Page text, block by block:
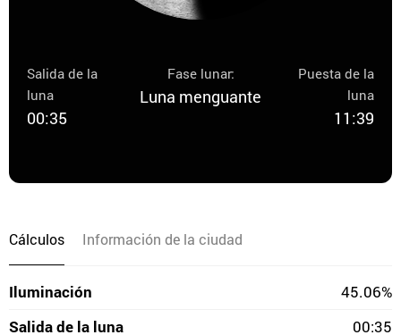
Salida de la
luna
00:35
Fase lunar:
Luna menguante
Puesta de la
luna
11:39
Cálculos Información de la ciudad
Iluminación
45.06%
Salida de la luna
00:35